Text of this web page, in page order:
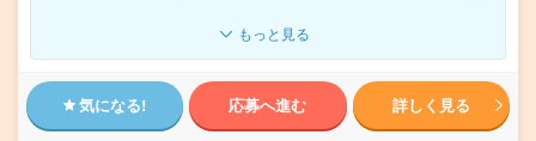
もっと見る
気になる! 応募へ進む 詳しく見る